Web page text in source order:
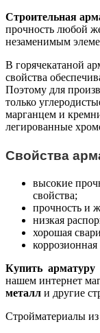
Строительная
прочность любой
незаменимым
В горячекатаной
свойства
Поэтому для
только
марганцем и
легированные
Свойства
высокие
свойства;
прочность и
низкая
хорошая
коррозионная
Купить
нашем интернет
металл и другие
Стройматериалы